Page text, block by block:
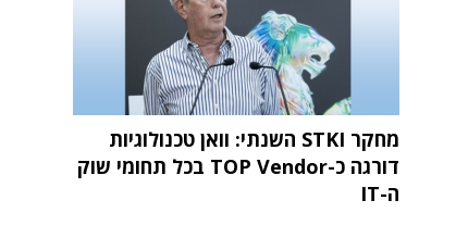
מחקר STKI השנתי: וואן טכנולוגיות
דורגה כ-TOP Vendor בכל תחומי שוק
ה-IT